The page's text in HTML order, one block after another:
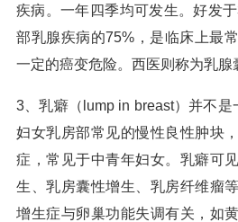
疾病。一年四季均可发生。好发
部乳腺疾病的75%，是临床上最
一定的癌变危险。西医则称为乳腺
3、乳癖（lump in breast）并不是
妇女乳房部常见的慢性良性肿块
症，常见于中青年妇女。乳癖可
生、乳房囊性增生、乳房纤维瘤
增生症与卵巢功能失调有关，如